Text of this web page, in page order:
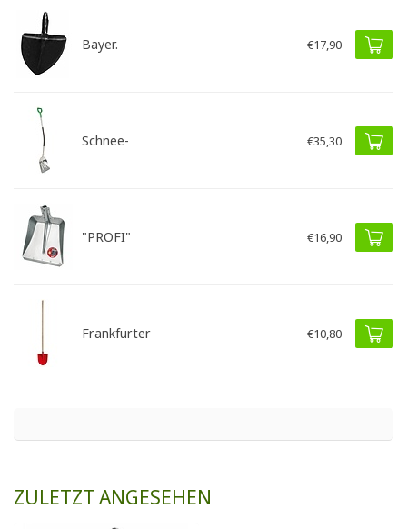
Bayer. €17,90
Schnee- €35,30
"PROFI" €16,90
Frankfurter €10,80
ZULETZT ANGESEHEN